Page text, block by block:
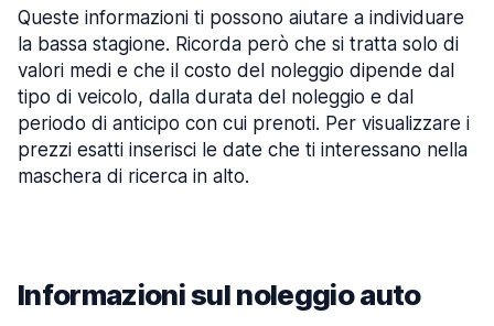
Queste informazioni ti possono aiutare a individuare
la bassa stagione. Ricorda però che si tratta solo di
valori medi e che il costo del noleggio dipende dal
tipo di veicolo, dalla durata del noleggio e dal
periodo di anticipo con cui prenoti. Per visualizzare i
prezzi esatti inserisci le date che ti interessano nella
maschera di ricerca in alto.
Informazioni sul noleggio auto